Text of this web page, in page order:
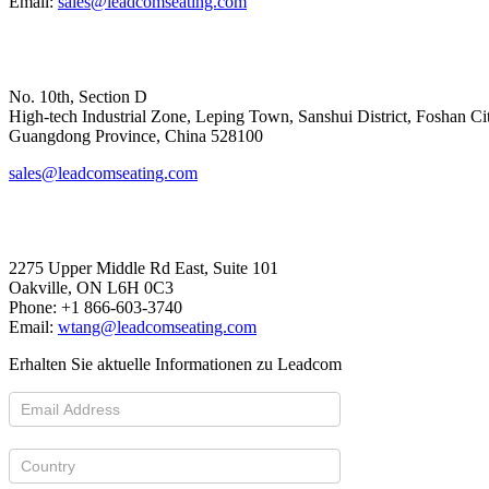
No. 10th, Section D
High-tech Industrial Zone, Leping Town, Sanshui District, Foshan
​​​​​​​Guangdong Province, China 528100
sales@leadcomseating.com
2275 Upper Middle Rd East, Suite 101
Oakville, ON L6H 0C3
Phone: +1 866-603-3740
Email: wtang@leadcomseating.com
Erhalten Sie aktuelle Informationen zu Leadcom